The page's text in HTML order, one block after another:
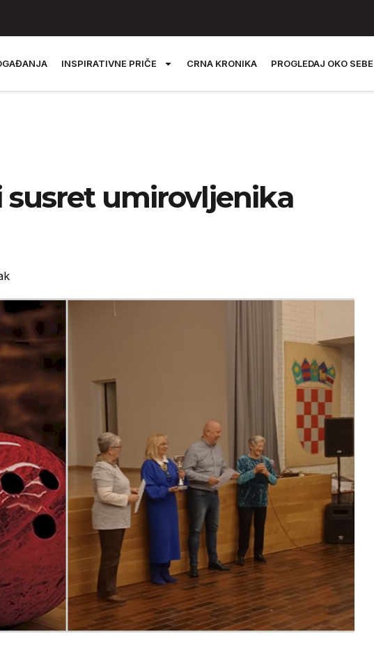
INSPIRATIVNE PRIČE CRNA KRONIKA PROGLEDAJ OKO SEBE
umirovljenika